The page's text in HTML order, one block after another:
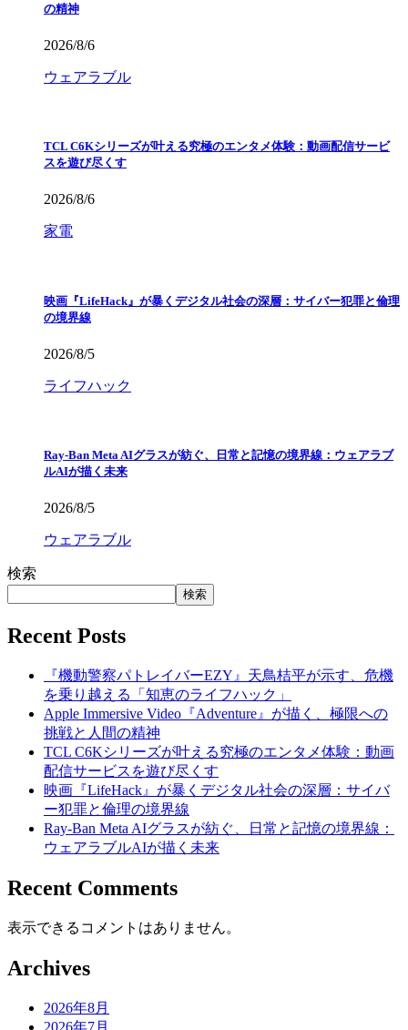
の精神
2026/8/6
ウェアラブル
TCL C6Kシリーズが叶える究極のエンタメ体験：動画配信サービ
スを遊び尽くす
2026/8/6
家電
映画『LifeHack』が暴くデジタル社会の深層：サイバー犯罪と倫理
の境界線
2026/8/5
ライフハック
Ray-Ban Meta AIグラスが紡ぐ、日常と記憶の境界線：ウェアラブ
ルAIが描く未来
2026/8/5
ウェアラブル
検索
検索
Recent Posts
『機動警察パトレイバーEZY』天鳥桔平が示す、危機
を乗り越える「知恵のライフハック」
Apple Immersive Video『Adventure』が描く、極限への
挑戦と人間の精神
TCL C6Kシリーズが叶える究極のエンタメ体験：動画
配信サービスを遊び尽くす
映画『LifeHack』が暴くデジタル社会の深層：サイバ
ー犯罪と倫理の境界線
Ray-Ban Meta AIグラスが紡ぐ、日常と記憶の境界線：
ウェアラブルAIが描く未来
Recent Comments
表示できるコメントはありません。
Archives
2026年8月
2026年7月